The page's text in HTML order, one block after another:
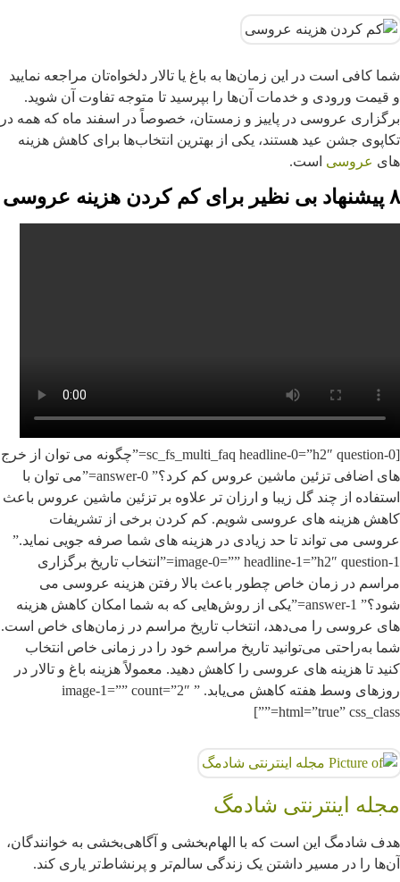
شما کافی است در این زمان‌ها به باغ یا تالار دلخواه‌تان مراجعه نمایید
و قیمت ورودی و خدمات آن‌ها را بپرسید تا متوجه تفاوت آن شوید.
برگزاری عروسی در پاییز و زمستان، خصوصاً در اسفند ماه که همه در
تکاپوی جشن عید هستند، یکی از بهترین انتخاب‌ها برای کاهش هزینه
های عروسی است.
۸ پیشنهاد بی نظیر برای کم کردن هزینه عروسی
[sc_fs_multi_faq headline-0=”h2″ question-0=”چگونه می توان از خرج
های اضافی تزئین ماشین عروس کم کرد؟” answer-0=”می توان با
استفاده از چند گل زیبا و ارزان تر علاوه بر تزئین ماشین عروس باعث
کاهش هزینه های عروسی شویم. کم کردن برخی از تشریفات
عروسی می تواند تا حد زیادی در هزینه های شما صرفه جویی نماید.”
image-0=”” headline-1=”h2″ question-1=”انتخاب تاریخ برگزاری
مراسم در زمان خاص چطور باعث بالا رفتن هزینه عروسی می
شود؟” answer-1=”یکی از روش‌هایی که به شما امکان کاهش هزینه
های عروسی را می‌دهد، انتخاب تاریخ مراسم در زمان‌های خاص است.
شما به‌راحتی می‌توانید تاریخ مراسم خود را در زمانی خاص انتخاب
کنید تا هزینه‌ های عروسی را کاهش دهید. معمولاً هزینه باغ و تالار در
روزهای وسط هفته کاهش می‌یابد. ” image-1=”” count=”2″
html=”true” css_class=””]
مجله اینترنتی شادمگ
هدف شادمگ این است که با الهام‌بخشی و آگاهی‌بخشی به خوانندگان،
آن‌ها را در مسیر داشتن یک زندگی سالم‌تر و پرنشاط‌تر یاری کند.
ساخت کرم پودر با ارد گندم در ۵ دقیقه مناسب انواع
طرح ناخن شیک و باکلاس تابستانی دخترانه برای